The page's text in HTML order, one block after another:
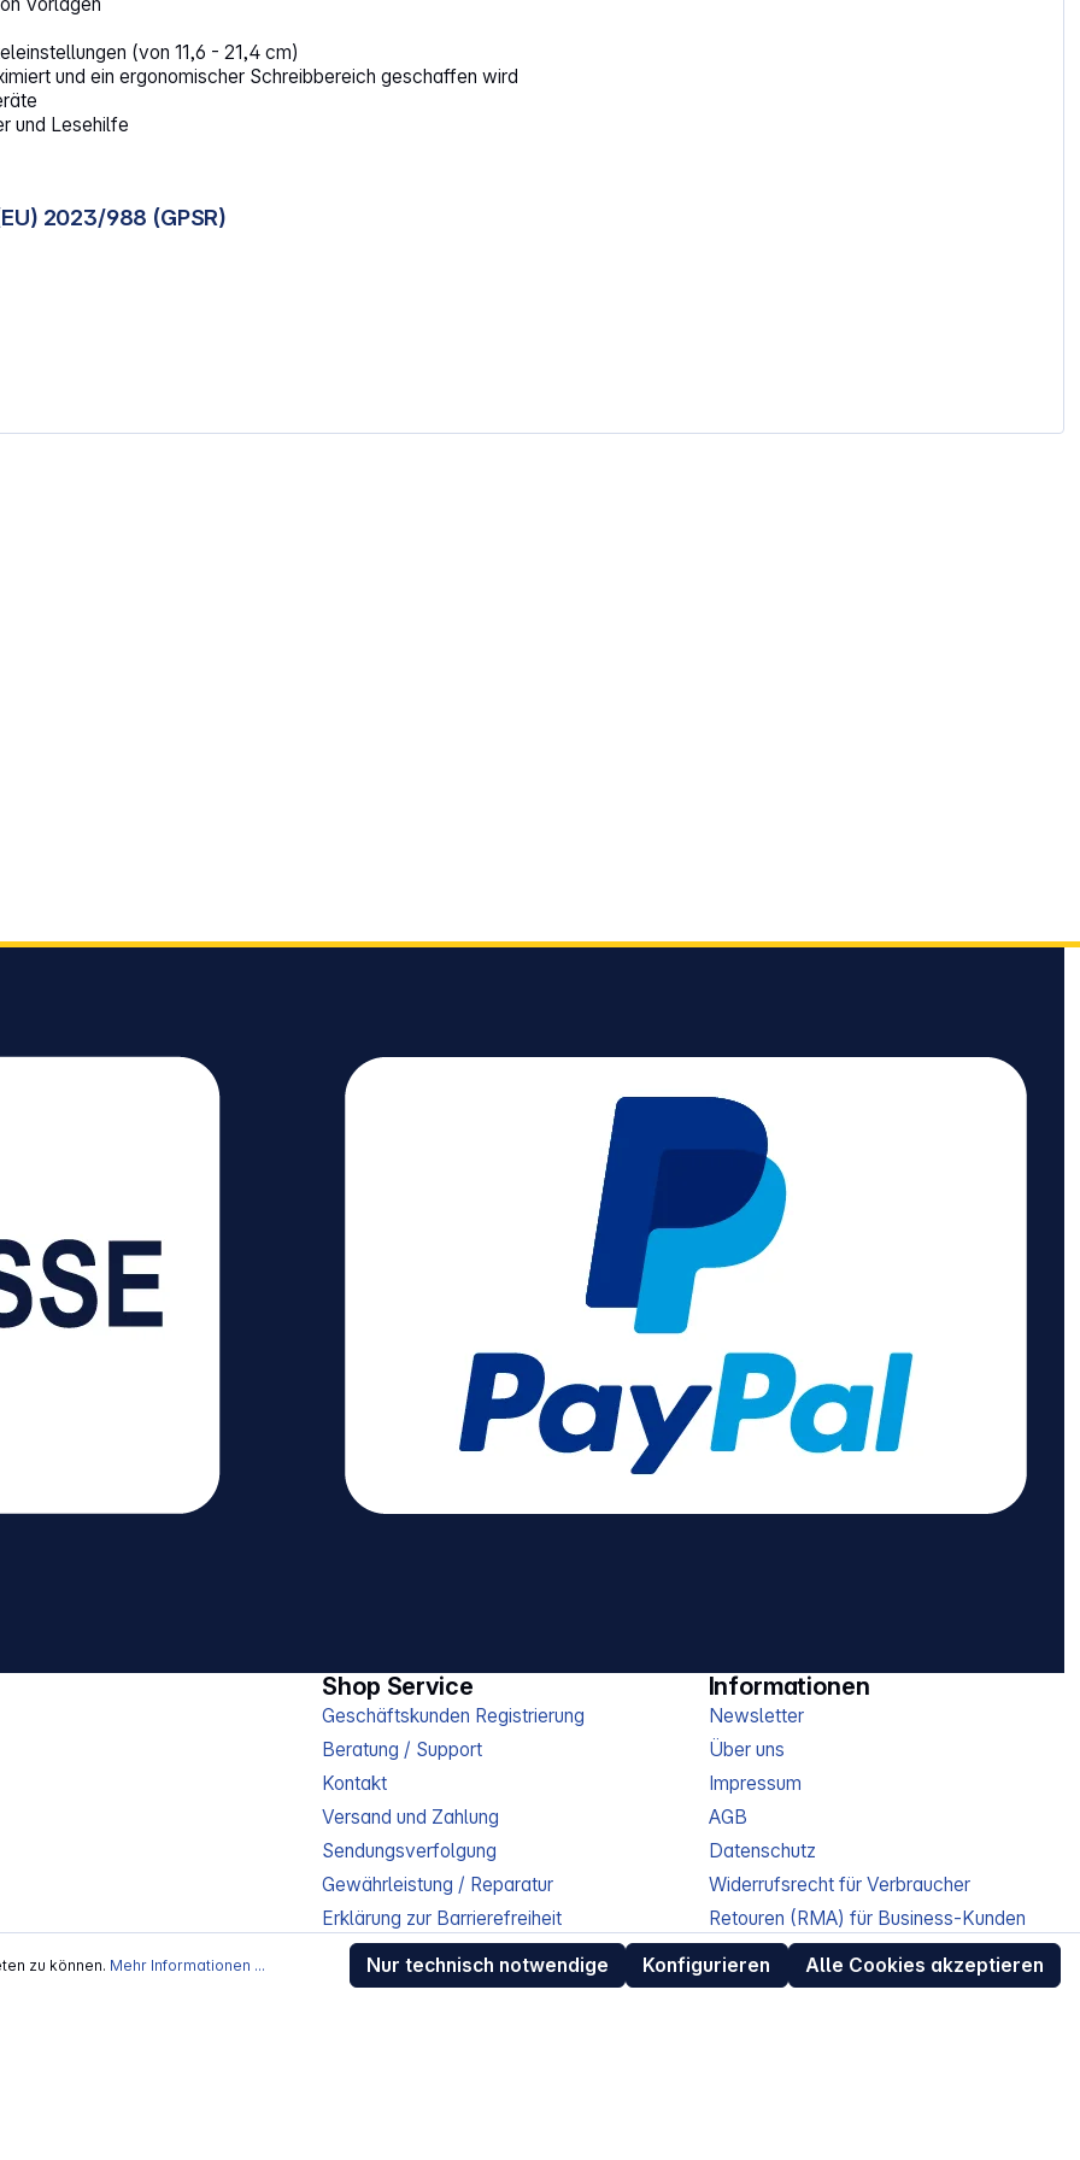
(von 11,6 - 21,4 cm)
und ein ergonomischer Schreibbereich geschaffen wird
und Lesehilfe
2023/988 (GPSR)
Shop Service
Geschäftskunden Registrierung
Beratung / Support
Kontakt
Versand und Zahlung
Sendungsverfolgung
Gewährleistung / Reparatur
Erklärung zur Barrierefreiheit
Download-Center
Jobs
Informationen
Newsletter
Über uns
Impressum
AGB
Datenschutz
Widerrufsrecht für Verbraucher
Retouren (RMA) für Business-Kunden
Entsorgungshinweise /
Altgeräterücknahme
zu können. Mehr Informationen ... Nur technisch notwendige Konfigurieren Alle Cookies akzeptieren